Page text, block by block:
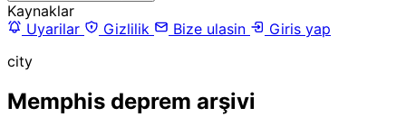
Kaynaklar
Uyarilar
Gizlilik Bize ulasin
Giris yap
city
Memphis deprem arşivi